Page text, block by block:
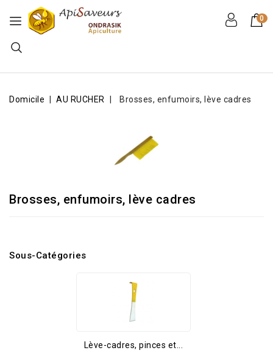
0
Domicile AU RUCHER Brosses, enfumoirs, lève cadres
Brosses, enfumoirs, lève cadres
Sous-Catégories
Lève-cadres, pinces et...